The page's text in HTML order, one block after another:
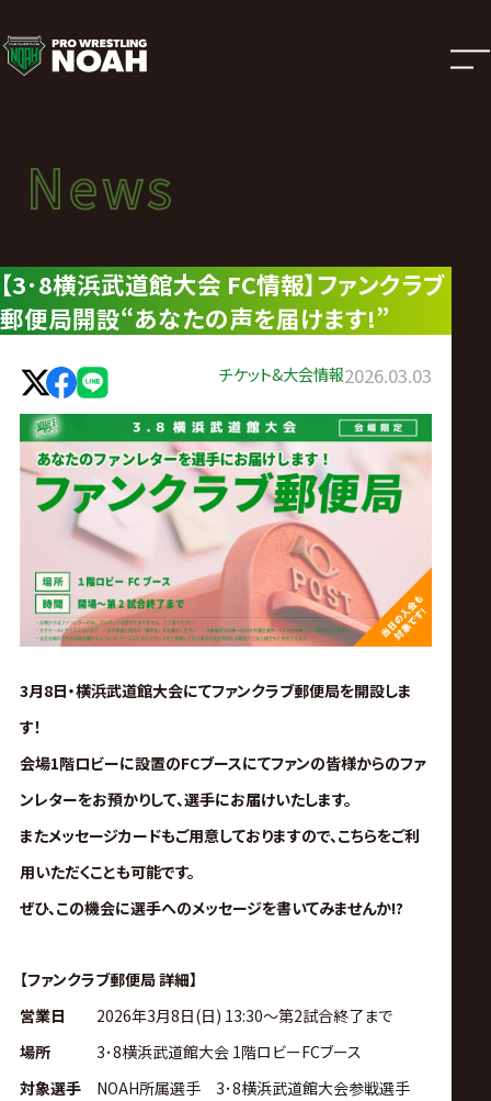
ニ
ュ
ー
ス
|
プ
ロ
レ
ス
リ
ン
グ・
ノ
ア
公
式
サ
イ
News
ニュース
News
【3･8横浜武道館大会 FC情報】ファンクラブ
郵便局開設“あなたの声を届けます!”
チケット&大会情報2026.03.03
3月8日・横浜武道館大会にてファンクラブ郵便局を開設しま
す！
会場1階ロビーに設置のFCブースにてファンの皆様からのファ
ンレターをお預かりして、選手にお届けいたします。
またメッセージカードもご用意しておりますので、こちらをご利
用いただくことも可能です。
ぜひ、この機会に選手へのメッセージを書いてみませんか!?
【ファンクラブ郵便局 詳細】
営業日 2026年3月8日(日) 13:30〜第2試合終了まで
場所3･8横浜武道館大会 1階ロビーFCブース
対象選手NOAH所属選手 3･8横浜武道館大会参戦選手